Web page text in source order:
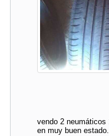
vendo 2 neumáticos
en muy buen